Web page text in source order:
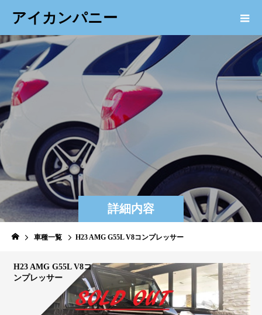
アイカンパニー
詳細内容
車種一覧 H23 AMG G55L V8コンプレッサー
H23 AMG G55L V8コ
ンプレッサー